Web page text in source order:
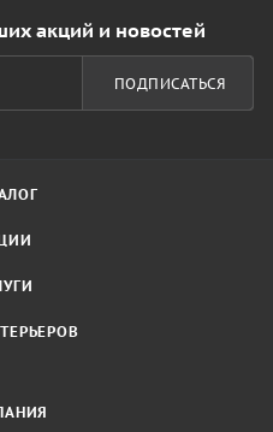
акций и новостей
ПОДПИСАТЬСЯ